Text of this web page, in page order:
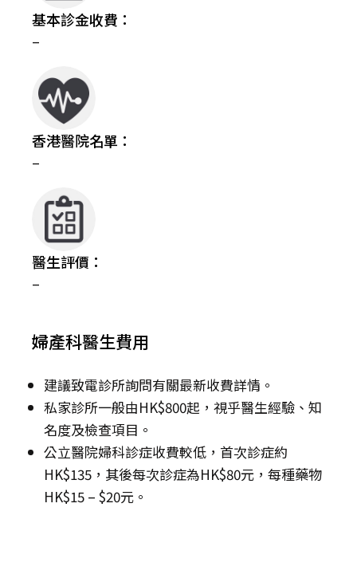
基本診金收費：
–
香港醫院名單：
–
醫生評價：
–
婦產科醫生費用
建議致電診所詢問有關最新收費詳情。
私家診所一般由HK$800起，視乎醫生經驗、知
名度及檢查項目。
公立醫院婦科診症收費較低，首次診症約
HK$135，其後每次診症為HK$80元，每種藥物
HK$15 – $20元。